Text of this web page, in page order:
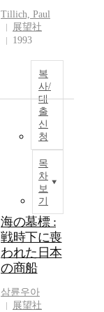
Tillich, Paul
展望社
1993
복
사/
대
출
신
청
목
차
보
기
海の墓標 :
戦時下に喪
われた日本
の商船
삼륜우아
展望社